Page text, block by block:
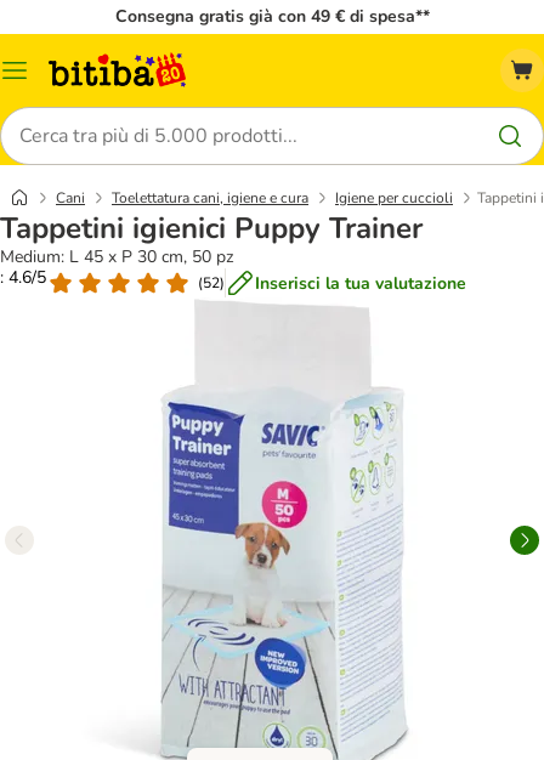
Consegna gratis già con 49 € di spesa**
Overview
Cerca
Cani Toelettatura cani, igiene e cura Igiene per cuccioli Tappetini
Tappetini igienici Puppy Trainer
Medium: L 45 x P 30 cm, 50 pz
: 4.6/5
(52) Inserisci la tua valutazione